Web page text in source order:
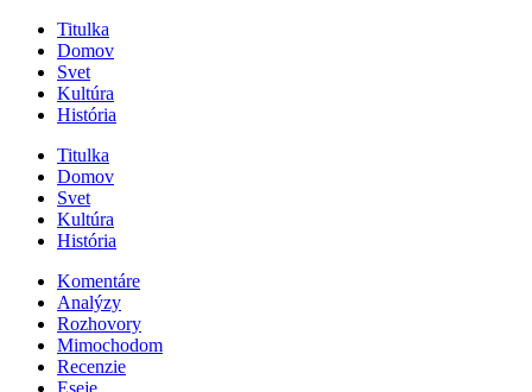
Titulka
Domov
Svet
Kultúra
História
Titulka
Domov
Svet
Kultúra
História
Komentáre
Analýzy
Rozhovory
Mimochodom
Recenzie
Eseje